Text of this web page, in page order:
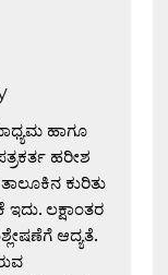
ಹಾಗೂ
ಹರೀಶ
ಕುರಿತು
ಲಕ್ಷಾಂತರ
ಆದ್ಯತೆ.